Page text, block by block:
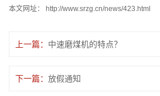
本文网址： http://www.srzg.cn/news/423.html
上一篇： 中速磨煤机的特点？
下一篇： 放假通知